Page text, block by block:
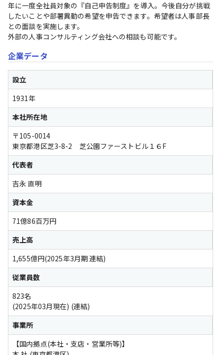
年に一度全社員対象の『自己申告制度』を導入。今後自分が挑戦
したいことや部署異動の希望を申告できます。希望者は人事部長
との面談を実施します。
外部の人事コンサルティング会社への相談も可能です。
企業データ
設立
1931年
本社所在地
〒105-0014
東京都港区芝3-8-2　芝公園ファーストビル１６F
代表者
吉永 直明
資本金
71億86百万円
売上高
1,655億円(2025年3月期 連結)
従業員数
823名
(2025年03月現在) (連結)
事業所
【国内拠点(本社・支店・営業所等)】